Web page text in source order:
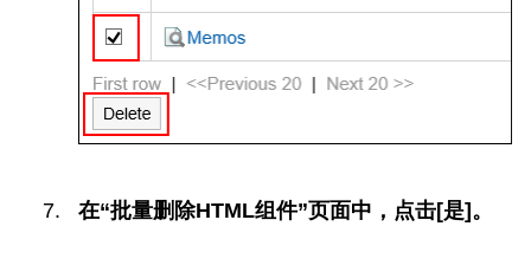
在“批量删除HTML组件”页面中，点击[是]。